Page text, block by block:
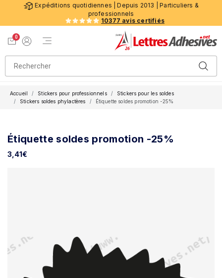
Expéditions quotidiennes | Depuis 2013 | Particuliers &
professionnels
10377 avis certifiés
0
Menu de navigation
Accueil Stickers pour professionnels
Stickers pour les soldes
Stickers soldes phylactères
Étiquette soldes promotion -25%
Étiquette soldes promotion -25%
3,41€